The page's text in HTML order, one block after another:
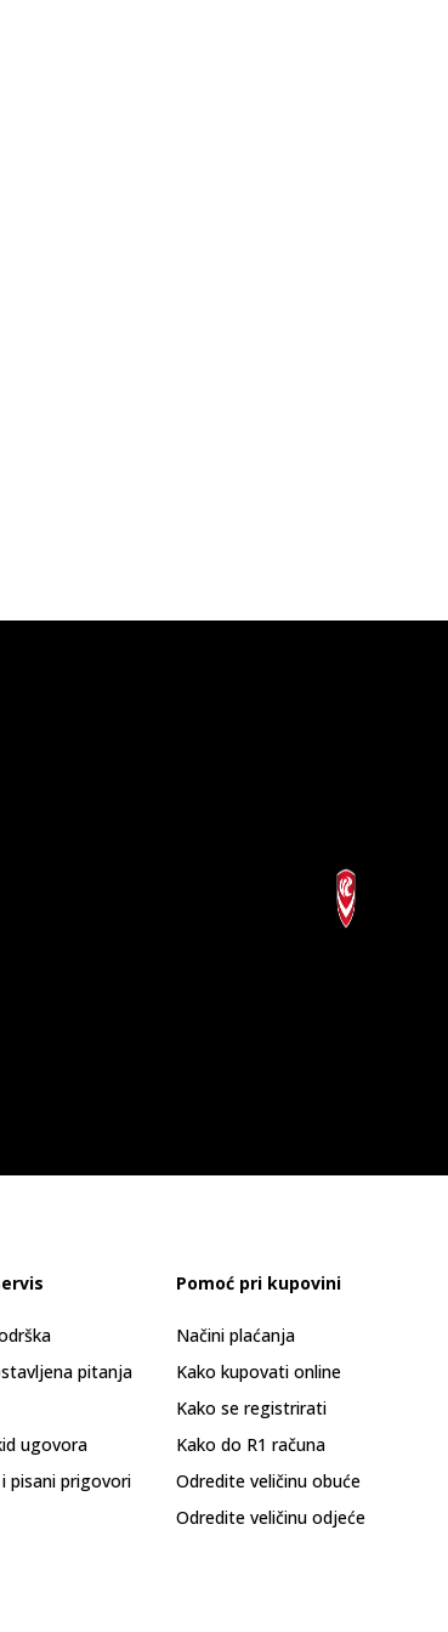
pitanja
ugovora
pisani prigovori
Pomoć pri kupovini
Načini plaćanja
Kako kupovati online
Kako se registrirati
Kako do R1 računa
Odredite veličinu obuće
Odredite veličinu odjeće